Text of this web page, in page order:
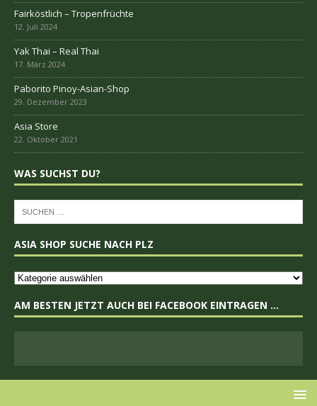
Fairköstlich – Tropenfrüchte
Yak Thai – Real Thai
Paborito Pinoy-Asian-Shop
Asia Store
WAS SUCHST DU?
ASIA SHOP SUCHE NACH PLZ
AM BESTEN JETZT AUCH BEI FACEBOOK EINTRAGEN …